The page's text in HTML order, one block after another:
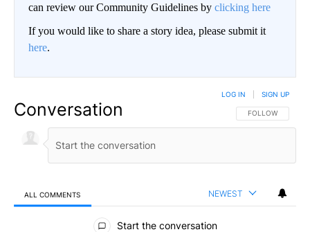
can review our Community Guidelines by clicking here
If you would like to share a story idea, please submit it
here.
Conversation FOLLOW THIS
FOLLOW
LOG IN SIGN UP
ALL COMMENTS NEWEST
All Comments
Start the conversation